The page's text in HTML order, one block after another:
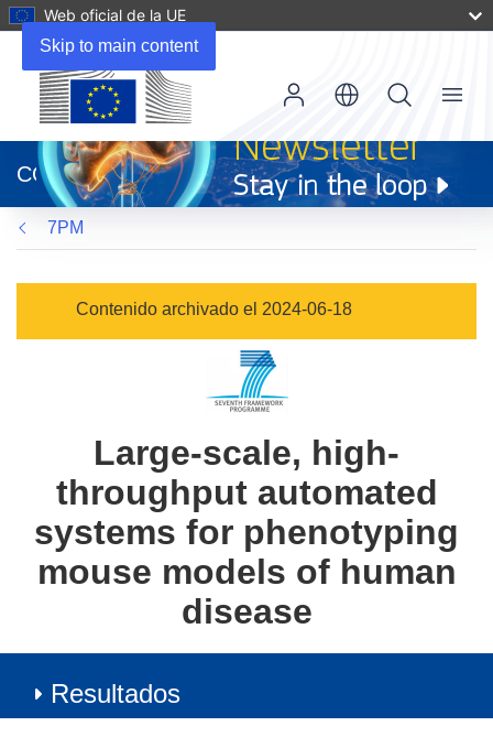
Skip to main content
Web oficial de la UE
abrirá
en
una
nueva
ventana)
CORDIS
Menu
7PM
Contenido archivado el 2024-06-18
Large-scale, high-
throughput automated
systems for phenotyping
mouse models of human
disease
Resultados